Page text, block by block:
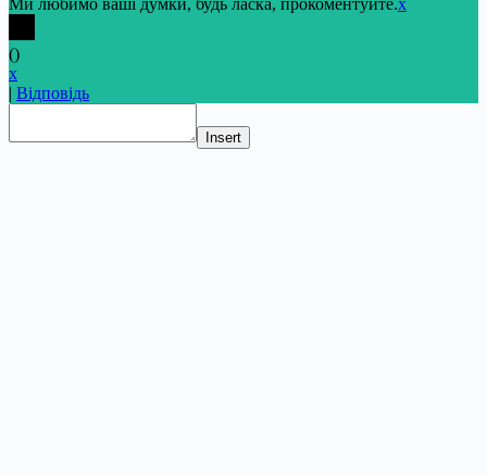
Ми любимо ваші думки, будь ласка, прокоментуйте.x
()
x
| Відповідь
Insert